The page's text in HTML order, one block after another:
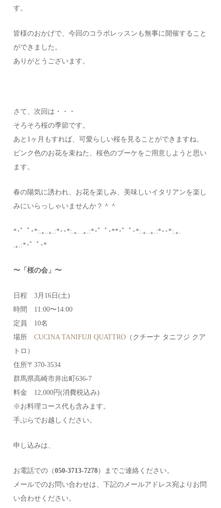
す。
皆様のおかげで、今回のコラボレッスンも無事に開催すること
ができました。
ありがとうございます。
さて、次回は・・・
そろそろ桜の季節です。
あと1ヶ月もすれば、可愛らしい桜を見ることができますね。
ピンク色のお花を束ねた、桜色のブーケをご用意しようと思い
ます。
春の陽気に誘われ、お花を楽しみ、美味しいイタリアンを楽し
みにいらっしゃいませんか？＾＾
*･゜ﾟ･*:.｡..｡.:*･･*:.｡. .｡.:*･゜ﾟ･**･゜ﾟ･*:.｡..｡.:*･･*:.｡.
.｡.:*･゜ﾟ･*
〜「桜の会」〜
日程 3月16日(土)
時間 11:00〜14:00
定員 10名
場所CUCINA TANIFUJI QUATTRO （クチーナ タニフジ クア
トロ）
住所〒370-3534
群馬県高崎市井出町636-7
料金 12,000円(消費税込み)
※お料理コース代も含みます。
手ぶらでお越しください。
申し込みは、
お電話での（050-3713-7278）までご連絡ください。
メールでのお問い合わせは、下記のメールアドレス宛よりお問
い合わせください。